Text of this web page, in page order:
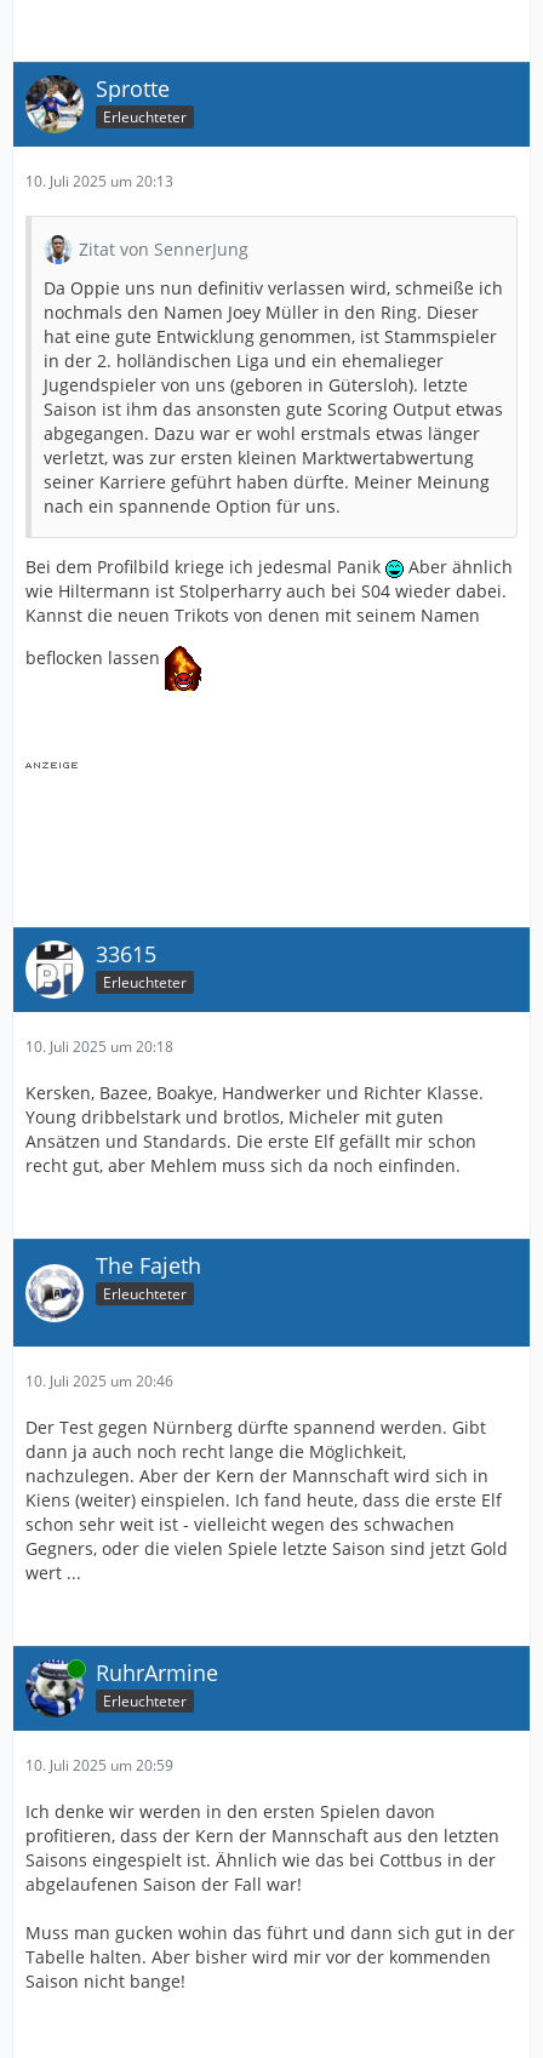
Sprotte
Erleuchteter
10. Juli 2025 um 20:13
Zitat von SennerJung
Da Oppie uns nun definitiv verlassen wird, schmeiße ich
nochmals den Namen Joey Müller in den Ring. Dieser
hat eine gute Entwicklung genommen, ist Stammspieler
in der 2. holländischen Liga und ein ehemalieger
Jugendspieler von uns (geboren in Gütersloh). letzte
Saison ist ihm das ansonsten gute Scoring Output etwas
abgegangen. Dazu war er wohl erstmals etwas länger
verletzt, was zur ersten kleinen Marktwertabwertung
seiner Karriere geführt haben dürfte. Meiner Meinung
nach ein spannende Option für uns.
Bei dem Profilbild kriege ich jedesmal Panik
Aber ähnlich
wie Hiltermann ist Stolperharry auch bei S04 wieder dabei.
Kannst die neuen Trikots von denen mit seinem Namen
beflocken lassen
33615
Erleuchteter
10. Juli 2025 um 20:18
Kersken, Bazee, Boakye, Handwerker und Richter Klasse.
Young dribbelstark und brotlos, Micheler mit guten
Ansätzen und Standards. Die erste Elf gefällt mir schon
recht gut, aber Mehlem muss sich da noch einfinden.
The Fajeth
Erleuchteter
10. Juli 2025 um 20:46
Der Test gegen Nürnberg dürfte spannend werden. Gibt
dann ja auch noch recht lange die Möglichkeit,
nachzulegen. Aber der Kern der Mannschaft wird sich in
Kiens (weiter) einspielen. Ich fand heute, dass die erste Elf
schon sehr weit ist - vielleicht wegen des schwachen
Gegners, oder die vielen Spiele letzte Saison sind jetzt Gold
wert ...
Online RuhrArmine
Erleuchteter
10. Juli 2025 um 20:59
Ich denke wir werden in den ersten Spielen davon
profitieren, dass der Kern der Mannschaft aus den letzten
Saisons eingespielt ist. Ähnlich wie das bei Cottbus in der
abgelaufenen Saison der Fall war!
Muss man gucken wohin das führt und dann sich gut in der
Tabelle halten. Aber bisher wird mir vor der kommenden
Saison nicht bange!